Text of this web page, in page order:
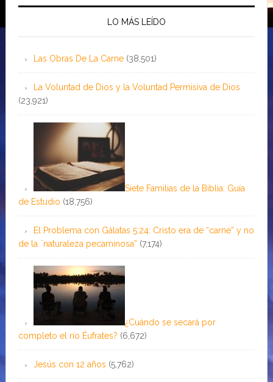
LO MÁS LEÍDO
Las Obras De La Carne (38,501)
La Voluntad de Dios y la Voluntad Permisiva de Dios
(23,921)
Siete Familias de la Biblia: Guía
de Estudio (18,756)
El Problema con Gálatas 5:24: Cristo era de “carne” y no
de la ¨naturaleza pecaminosa” (7,174)
¿Cuándo se secará por
completo el río Éufrates? (6,672)
Jesús con 12 años (5,762)